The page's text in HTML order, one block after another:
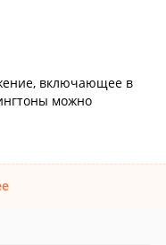
включающее в
можно